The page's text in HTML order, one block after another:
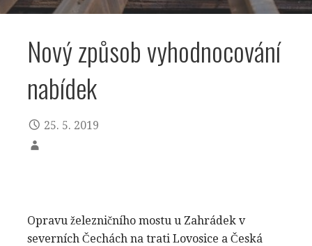
Nový způsob vyhodnocování
nabídek
25. 5. 2019
Opravu železničního mostu u Zahrádek v
severních Čechách na trati Lovosice a Česká